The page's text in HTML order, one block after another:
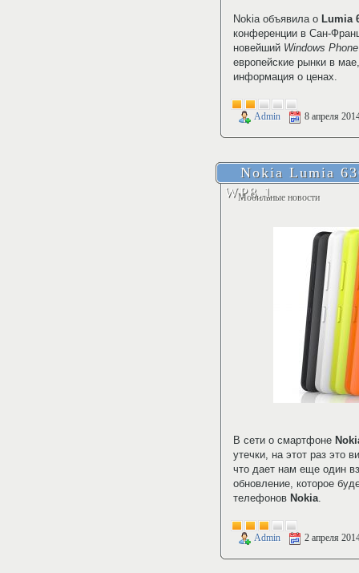
Nokia объявила о Lumia
конференции в Сан-
новейший Windows
европейские рынки в
информация о ценах.
Admin 8 апреля
Nokia Lumia
WP8.1
Мобильные новости
В сети о смартфоне
утечки, на этот раз это
что дает нам еще один
обновление, которое
телефонов Nokia.
Admin 2 апреля